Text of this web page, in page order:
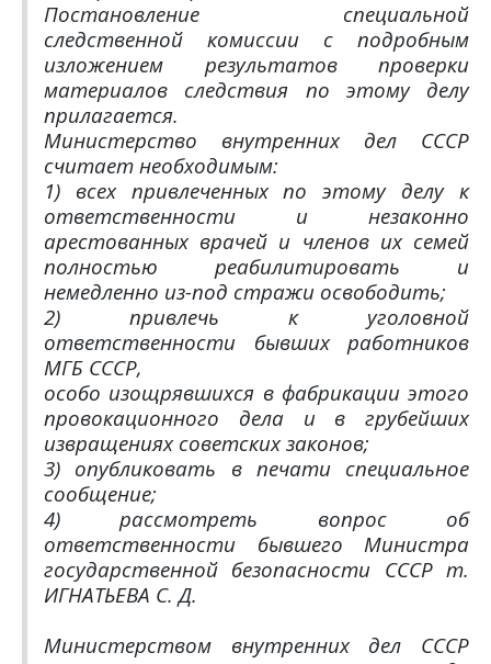
Постановление специальной
следственной комиссии с подробным
изложением результатов проверки
материалов следствия по этому делу
прилагается.
Министерство внутренних дел СССР
считает необходимым:
1) всех привлеченных по этому делу к
ответственности и незаконно
арестованных врачей и членов их семей
полностью реабилитировать и
немедленно из-под стражи освободить;
2) привлечь к уголовной
ответственности бывших работников
МГБ СССР,
особо изощрявшихся в фабрикации этого
провокационного дела и в грубейших
извращениях советских законов;
3) опубликовать в печати специальное
сообщение;
4) рассмотреть вопрос об
ответственности бывшего Министра
государственной безопасности СССР т.
ИГНАТЬЕВА С. Д.
Министерством внутренних дел СССР